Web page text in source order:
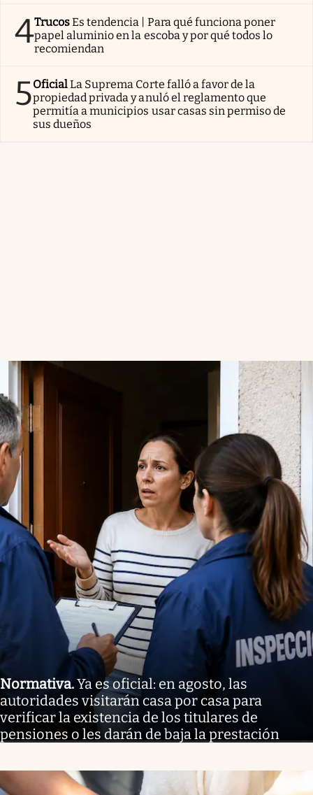
4TrucosEs tendencia | Para qué funciona poner
papel aluminio en la escoba y por qué todos lo
recomiendan
5OficialLa Suprema Corte falló a favor de la
propiedad privada y anuló el reglamento que
permitía a municipios usar casas sin permiso de
sus dueños
Normativa.Ya es oficial: en agosto, las
autoridades visitarán casa por casa para
verificar la existencia de los titulares de
pensiones o les darán de baja la prestación